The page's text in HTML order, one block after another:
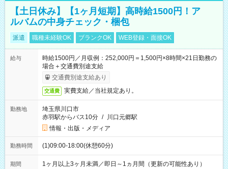
【土日休み】【1ヶ月短期】高時給1500円！ア
ルバムの中身チェック・梱包
派遣 職種未経験OK ブランクOK WEB登録・面接OK
給与
時給1500円／月収例：252,000円＝1,500円×8時間×21日勤務の
場合＋交通費別途支給
交通費別途支給あり
交通費 実費支給／当社規定あり。
勤務地
埼玉県川口市
赤羽駅からバス10分 / 川口元郷駅
情報・出版・メディア
勤務時間 (1)09:00-18:00(休憩60分)
期間 1ヶ月以上3ヶ月未満／即日～1ヵ月間（更新の可能性あり）